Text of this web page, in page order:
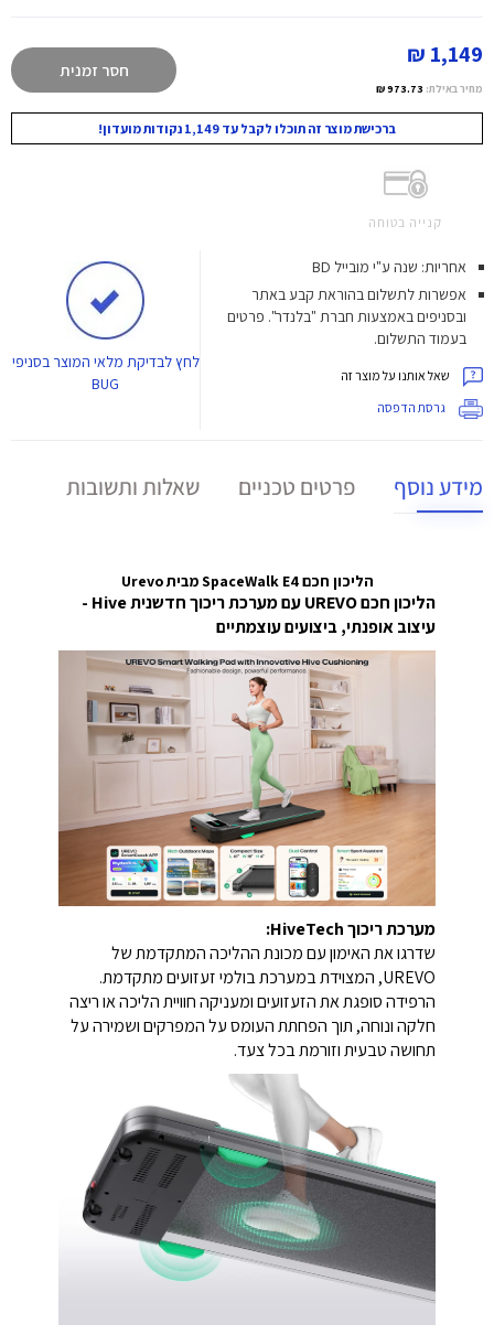
1,149 ₪
מחיר באילת: 973.73 ₪
חסר זמנית
ברכישת מוצר זה תוכלו לקבל עד 1,149 נקודות מועדון!
קנייה בטוחה
אחריות: שנה ע"י מובייל BD
אפשרות לתשלום בהוראת קבע באתר
ובסניפים באמצעות חברת "בלנדר". פרטים
בעמוד התשלום.
שאל אותנו על מוצר זה
גרסת הדפסה
לחץלבדיקת מלאי המוצר בסניפי
BUG
מידע נוסף פרטים טכניים שאלות ותשובות
הליכון חכם SpaceWalk E4 מבית Urevo
הליכון חכם UREVO עם מערכת ריכוך חדשנית Hive -
עיצוב אופנתי, ביצועים עוצמתיים
מערכת ריכוך HiveTech:
שדרגו את האימון עם מכונת ההליכה המתקדמת של
UREVO, המצוידת במערכת בולמי זעזועים מתקדמת.
הרפידה סופגת את הזעזועים ומעניקה חוויית הליכה או ריצה
חלקה ונוחה, תוך הפחתת העומס על המפרקים ושמירה על
תחושה טבעית וזורמת בכל צעד.